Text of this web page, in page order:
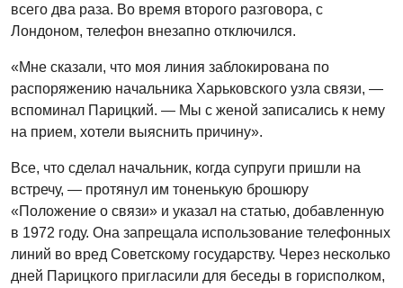
всего два раза. Во время второго разговора, с
Лондоном, телефон внезапно отключился.
«Мне сказали, что моя линия заблокирована по
распоряжению начальника Харьковского узла связи, —
вспоминал Парицкий. — Мы с женой записались к нему
на прием, хотели выяснить причину».
Все, что сделал начальник, когда супруги пришли на
встречу, — протянул им тоненькую брошюру
«Положение о связи» и указал на статью, добавленную
в 1972 году. Она запрещала использование телефонных
линий во вред Советскому государству. Через несколько
дней Парицкого пригласили для беседы в горисполком,